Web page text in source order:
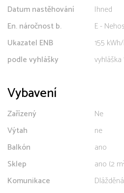
Datum nastěhování
Ihned
En. náročnost b.
E -
Ukazatel ENB
155
podle vyhlášky
Vybavení
Zařízený
Ne
Výtah
ne
Balkón
ano
Sklep
ano (2
Komunikace